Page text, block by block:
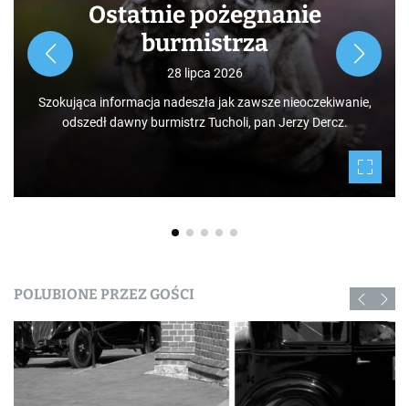
Ostatnie pożegnanie
burmistrza
28 lipca 2026
Szokująca informacja nadeszła jak zawsze nieoczekiwanie,
odszedł dawny burmistrz Tucholi, pan Jerzy Dercz.
POLUBIONE PRZEZ GOŚCI